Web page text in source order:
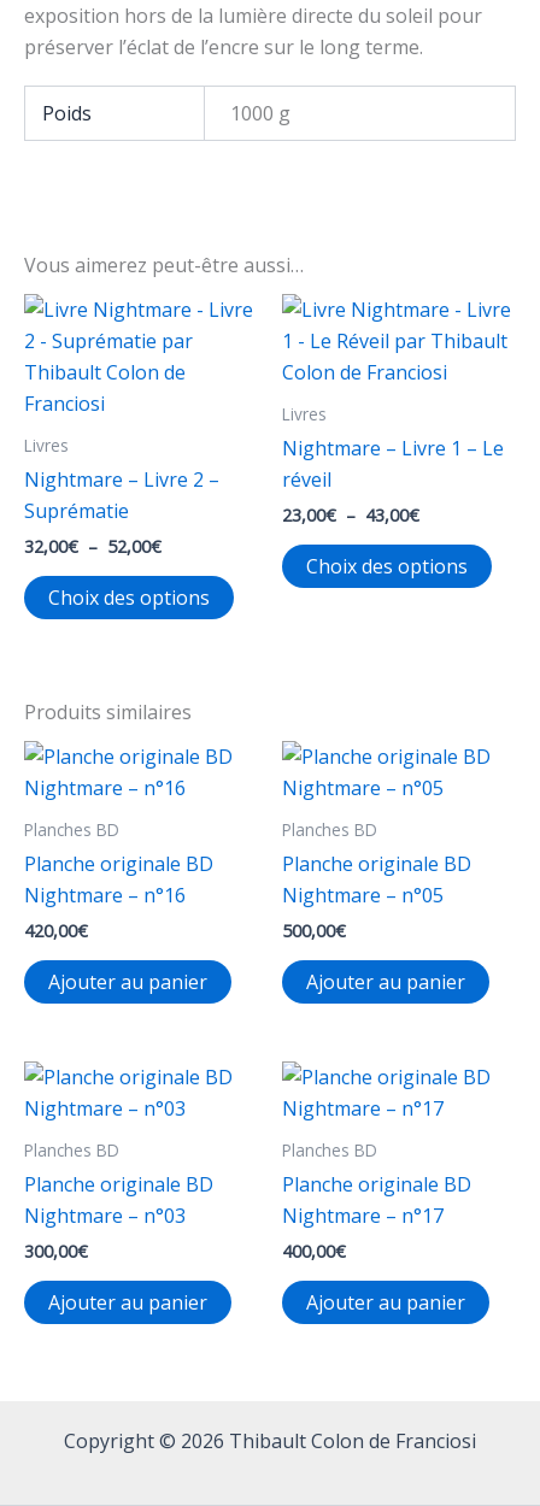
exposition hors de la lumière directe du soleil pour
préserver l’éclat de l’encre sur le long terme.
Poids 1000 g
Vous aimerez peut-être aussi…
Livres
Nightmare – Livre 2 –
Suprématie
32,00€ – 52,00€Plage
prix :
32,00€
Choix des options
produit
options
peuvent
choisies
Livres
Nightmare – Livre 1 – Le
réveil
23,00€ – 43,00€Plage
prix :
23,00€
Choix des options
Produits similaires
Planches BD
Planche originale BD
Nightmare – n°16
420,00€
Ajouter au panier
Planches BD
Planche originale BD
Nightmare – n°05
500,00€
Ajouter au panier
Planches BD
Planche originale BD
Nightmare – n°03
300,00€
Ajouter au panier
Planches BD
Planche originale BD
Nightmare – n°17
400,00€
Ajouter au panier
Copyright © 2026 Thibault Colon de Franciosi